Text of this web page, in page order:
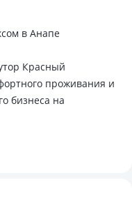
в Анапе
Красный
проживания и
бизнеса на